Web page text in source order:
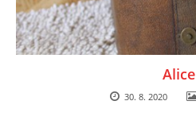
Alice
30. 8. 2020